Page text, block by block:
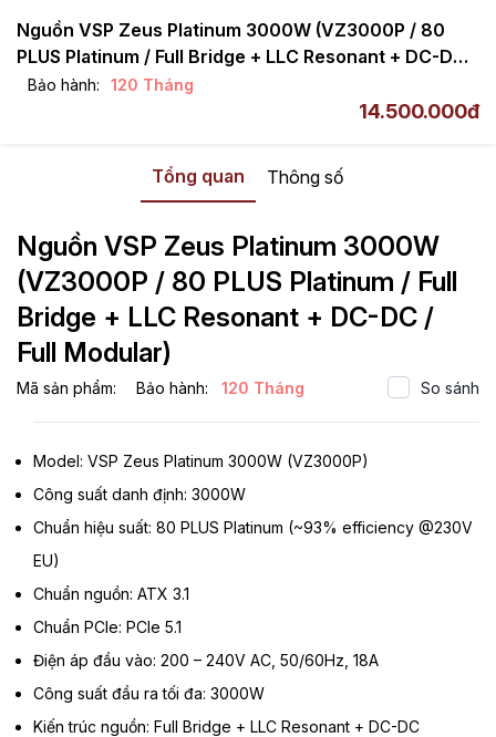
Nguồn VSP Zeus Platinum 3000W (VZ3000P / 80
PLUS Platinum / Full Bridge + LLC Resonant + DC-DC /
Full Modular)
Bảo hành: 120 Tháng
14.500.000đ
Nguồn 80 Plus
Tổng quan Thông số
Nguồn VSP Zeus Platinum 3000W
(VZ3000P / 80 PLUS Platinum / Full
Bridge + LLC Resonant + DC-DC /
Full Modular)
Mã sản phẩm: Bảo hành: 120 Tháng So sánh
Model: VSP Zeus Platinum 3000W (VZ3000P)
Công suất danh định: 3000W
Chuẩn hiệu suất: 80 PLUS Platinum (~93% efficiency @230V
EU)
Chuẩn nguồn: ATX 3.1
Chuẩn PCIe: PCIe 5.1
Điện áp đầu vào: 200 – 240V AC, 50/60Hz, 18A
Công suất đầu ra tối đa: 3000W
Kiến trúc nguồn: Full Bridge + LLC Resonant + DC-DC